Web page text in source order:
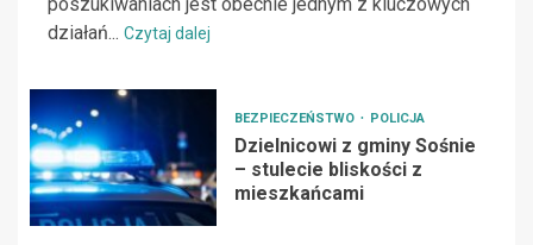
poszukiwaniach jest obecnie jednym z kluczowych
działań... Czytaj dalej
BEZPIECZEŃSTWO POLICJA
Dzielnicowi z gminy Sośnie
– stulecie bliskości z
mieszkańcami